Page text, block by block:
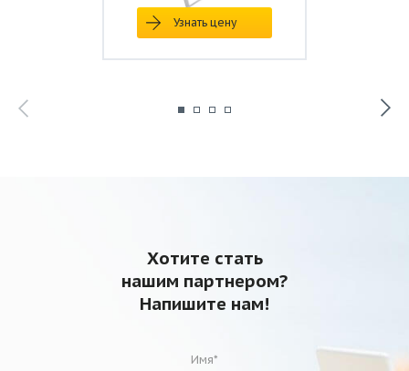
Узнать цену
Хотите стать
нашим партнером?
Напишите нам!